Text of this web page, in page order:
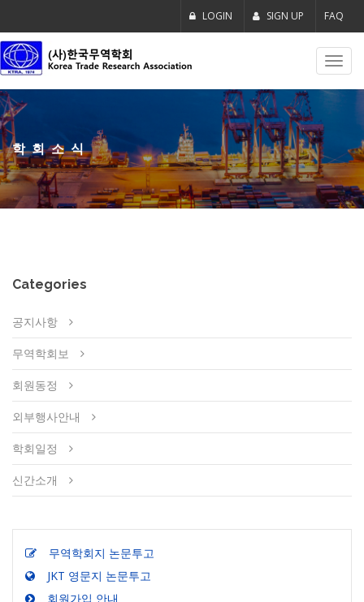
LOGIN SIGN UP FAQ
학회소식
Categories
공지사항
무역학회보
회원동정
외부행사안내
학회일정
신간소개
무역학회지 논문투고
JKT 영문지 논문투고
회원가입 안내